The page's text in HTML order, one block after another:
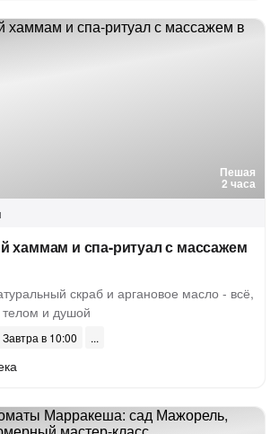
Пешая
2 часа
хаммам и спа-ритуал с массажем
скраб и аргановое масло - всё,
телом и душой
Завтра в 10:00